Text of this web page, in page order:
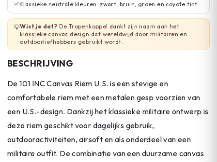
Klassieke neutrale kleuren: zwart, bruin, groen en coyote tint
💡Wist je dat? De Tropenkoppel dankt zijn naam aan het
klassieke canvas design dat wereldwijd door militairen en
outdoorliefhebbers gebruikt wordt.
BESCHRIJVING
De 101 INC Canvas Riem U.S. is een stevige en
comfortabele riem met een metalen gesp voorzien van
een U.S.-design. Dankzij het klassieke militaire ontwerp is
deze riem geschikt voor dagelijks gebruik,
outdooractiviteiten, airsoft en als onderdeel van een
militaire outfit. De combinatie van een duurzame canvas